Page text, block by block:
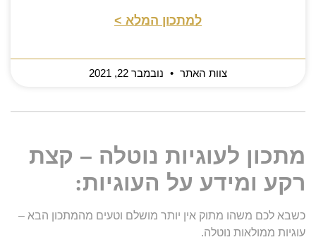
למתכון המלא >
צוות האתר נובמבר 22, 2021
מתכון לעוגיות נוטלה – קצת
רקע ומידע על העוגיות:
כשבא לכם משהו מתוק אין יותר מושלם וטעים מהמתכון הבא –
עוגיות ממולאות נוטלה.